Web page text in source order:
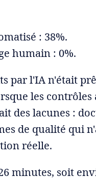
: 38%.
humain : 0%.
par l'IA n'était
les contrôles
des lacunes :
de qualité qui
réelle.
minutes, soit